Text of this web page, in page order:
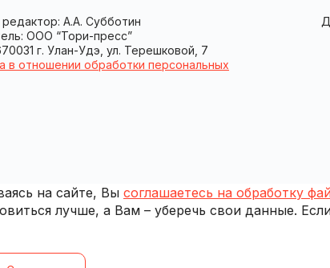
А.А. Субботин
ООО “Тори-пресс”
г. Улан-Удэ, ул. Терешковой, 7
в отношении обработки персональных
на сайте, Вы соглашаетесь на обработку
лучше, а Вам – уберечь свои данные.